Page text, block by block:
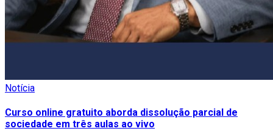
Notícia
Curso online gratuito aborda dissolução parcial de
sociedade em três aulas ao vivo